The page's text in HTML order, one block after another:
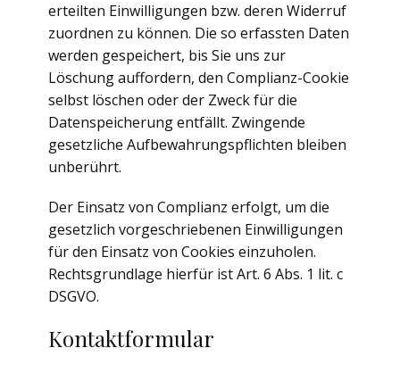
erteilten Einwilligungen bzw. deren Widerruf
zuordnen zu können. Die so erfassten Daten
werden gespeichert, bis Sie uns zur
Löschung auffordern, den Complianz-Cookie
selbst löschen oder der Zweck für die
Datenspeicherung entfällt. Zwingende
gesetzliche Aufbewahrungspflichten bleiben
unberührt.
Der Einsatz von Complianz erfolgt, um die
gesetzlich vorgeschriebenen Einwilligungen
für den Einsatz von Cookies einzuholen.
Rechtsgrundlage hierfür ist Art. 6 Abs. 1 lit. c
DSGVO.
Kontaktformular